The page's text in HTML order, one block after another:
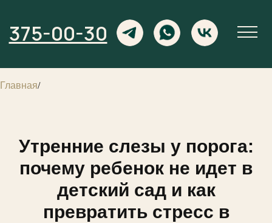
375-00-30
Главная/
Утренние слезы у порога:
почему ребенок не идет в
детский сад и как
превратить стресс в